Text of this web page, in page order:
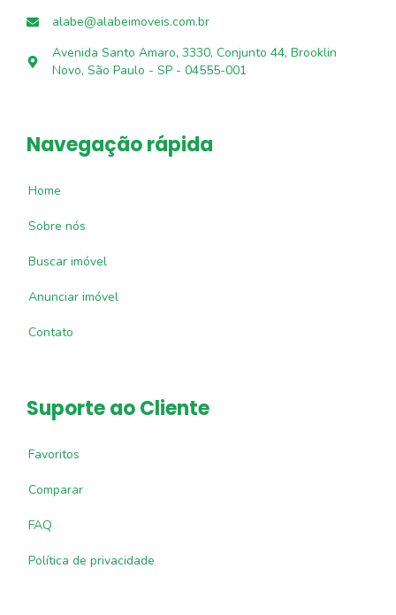
alabe@alabeimoveis.com.br
Avenida Santo Amaro, 3330, Conjunto 44, Brooklin
Novo, São Paulo - SP - 04555-001
Navegação rápida
Home
Sobre nós
Buscar imóvel
Anunciar imóvel
Contato
Suporte ao Cliente
Favoritos
Comparar
FAQ
Política de privacidade